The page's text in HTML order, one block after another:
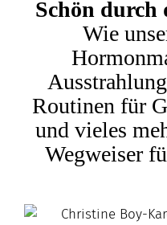
Schön durch
Wie
Routinen für
und vieles
Wegweiser